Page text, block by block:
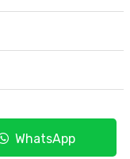
WhatsApp